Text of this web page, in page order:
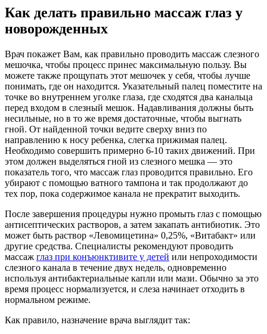
Как делать правильно массаж глаз у
новорожденных
Врач покажет Вам, как правильно проводить массаж слезного
мешочка, чтобы процесс принес максимальную пользу. Вы
можете также прощупать этот мешочек у себя, чтобы лучше
понимать, где он находится. Указательный палец поместите на
точке во внутреннем уголке глаза, где сходятся два канальца
перед входом в слезный мешок. Надавливания должны быть
несильные, но в то же время достаточные, чтобы выгнать
гной. От найденной точки ведите сверху вниз по
направлению к носу ребенка, слегка прижимая палец.
Необходимо совершить примерно 6-10 таких движений. При
этом должен выделяться гной из слезного мешка — это
показатель того, что массаж глаз проводится правильно. Его
убирают с помощью ватного тампона и так продолжают до
тех пор, пока содержимое канала не прекратит выходить.
После завершения процедуры нужно промыть глаз с помощью
антисептических растворов, а затем закапать антибиотик. Это
может быть раствор «Левомицетина» 0,25%, «Витабакт» или
другие средства. Специалисты рекомендуют проводить
массаж глаз при конъюнктивите у детей или непроходимости
слезного канала в течение двух недель, одновременно
используя антибактериальные капли или мази. Обычно за это
время процесс нормализуется, и слеза начинает отходить в
нормальном режиме.
Как правило, назначение врача выглядит так: